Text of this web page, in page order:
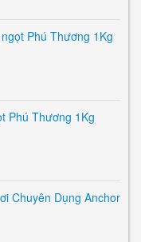
Phú Thương 1Kg
Phú Thương 1Kg
Chuyên Dụng Anchor